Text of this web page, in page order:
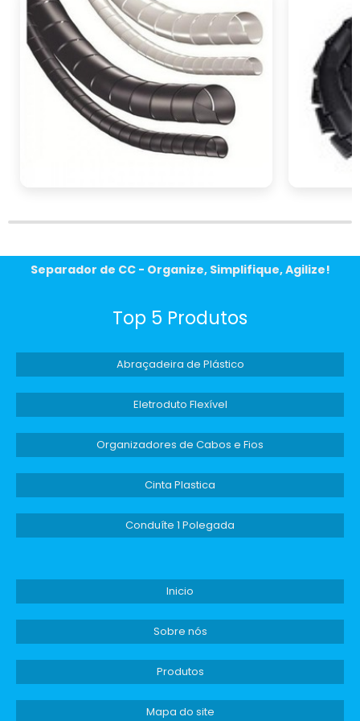
da sua empresa.
Separador de CC - Organize, Simplifique, Agilize!
Top 5 Produtos
Abraçadeira de Plástico
Eletroduto Flexível
Organizadores de Cabos e Fios
Cinta Plastica
Conduíte 1 Polegada
Inicio
Sobre nós
Produtos
Mapa do site